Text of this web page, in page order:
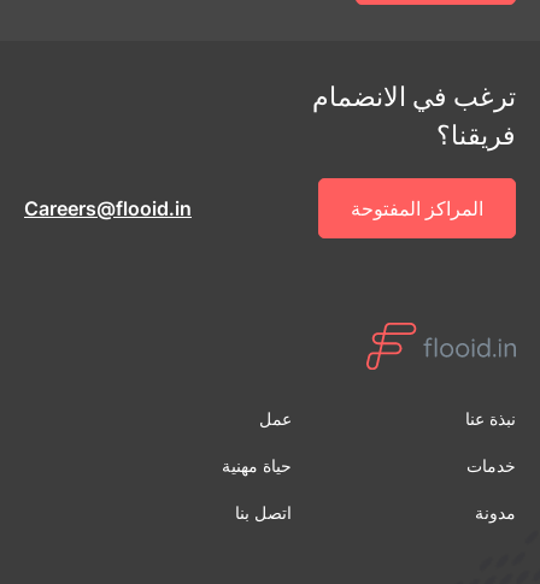
ترغب في الانضمام
فريقنا؟
المراكز المفتوحة Careers@flooid.in
نبذة عنا عمل
خدمات حياة مهنية
مدونة اتصل بنا